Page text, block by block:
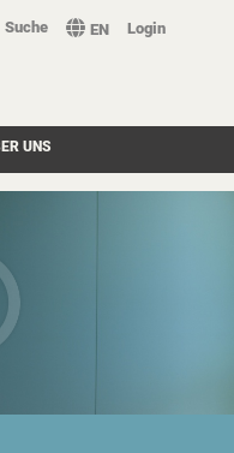
Suche EN Login
UNS